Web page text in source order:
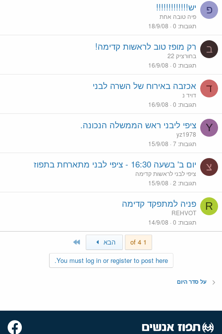
פ יש!!!!!!!!!!!!!
פיה טובה אחת
תגובות 0
18/9/08
ב רק מופז טוב לראשות קדימה!
בחורציק 22
תגובות 0
16/9/08
ד אכזבה באירוח של השרה לבני
דויד נ
תגובות 0
16/9/08
Y ציפי ליבני ראש הממשלה הנכונה.
yz1978
תגובות 7
15/9/08
צ יום ב' בשעה 16:30 - ציפי לבני מתארחת בתפוז
ציפי לבני לראשות קדימה
תגובות 2
15/9/08
R פניה למתפקד קדימה
REHVOT
תגובות 0
14/9/08
1 of 4 הבא
You must log in or register to post here.
על סדר היום